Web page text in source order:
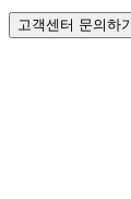
고객센터 문의하